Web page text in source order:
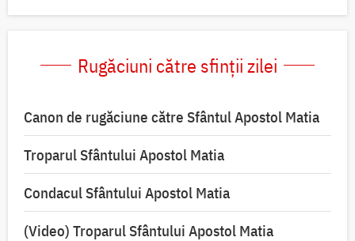
Rugăciuni către sfinții zilei
Canon de rugăciune către Sfântul Apostol Matia
Troparul Sfântului Apostol Matia
Condacul Sfântului Apostol Matia
(Video) Troparul Sfântului Apostol Matia